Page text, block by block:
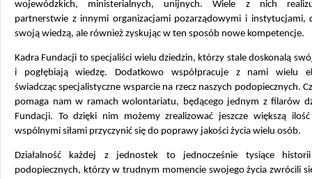
wojewódzkich, ministerialnych, unijnych. Wiele z nich
partnerstwie z innymi organizacjami pozarządowymi i instytucjami,
swoją wiedzą, ale również zyskując w ten sposób nowe kompetencje.
Kadra Fundacji to specjaliści wielu dziedzin, którzy stale doskonalą
i pogłębiają wiedzę. Dodatkowo współpracuje z nami wielu
świadcząc specjalistyczne wsparcie na rzecz naszych podopiecznych.
pomaga nam w ramach wolontariatu, będącego jednym z filarów
Fundacji. To dzięki nim możemy zrealizować jeszcze większą
wspólnymi siłami przyczynić się do poprawy jakości życia wielu osób.
Działalność każdej z jednostek to jednocześnie tysiące
podopiecznych, którzy w trudnym momencie swojego życia zwrócili